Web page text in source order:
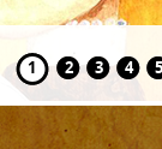
1 2 3 4 5